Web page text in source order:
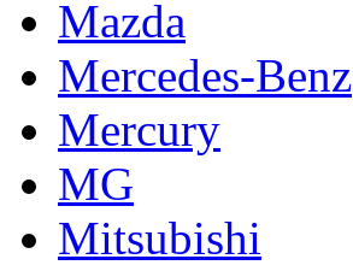
Mazda
Mercedes-Benz
Mercury
MG
Mitsubishi